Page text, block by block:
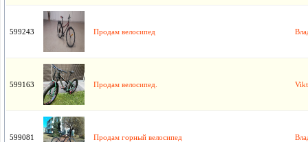
599243 Продам велосипед
599163 Продам велосипед.
599081 Продам горный велосипед